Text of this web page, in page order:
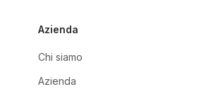
Azienda
Chi siamo
Azienda